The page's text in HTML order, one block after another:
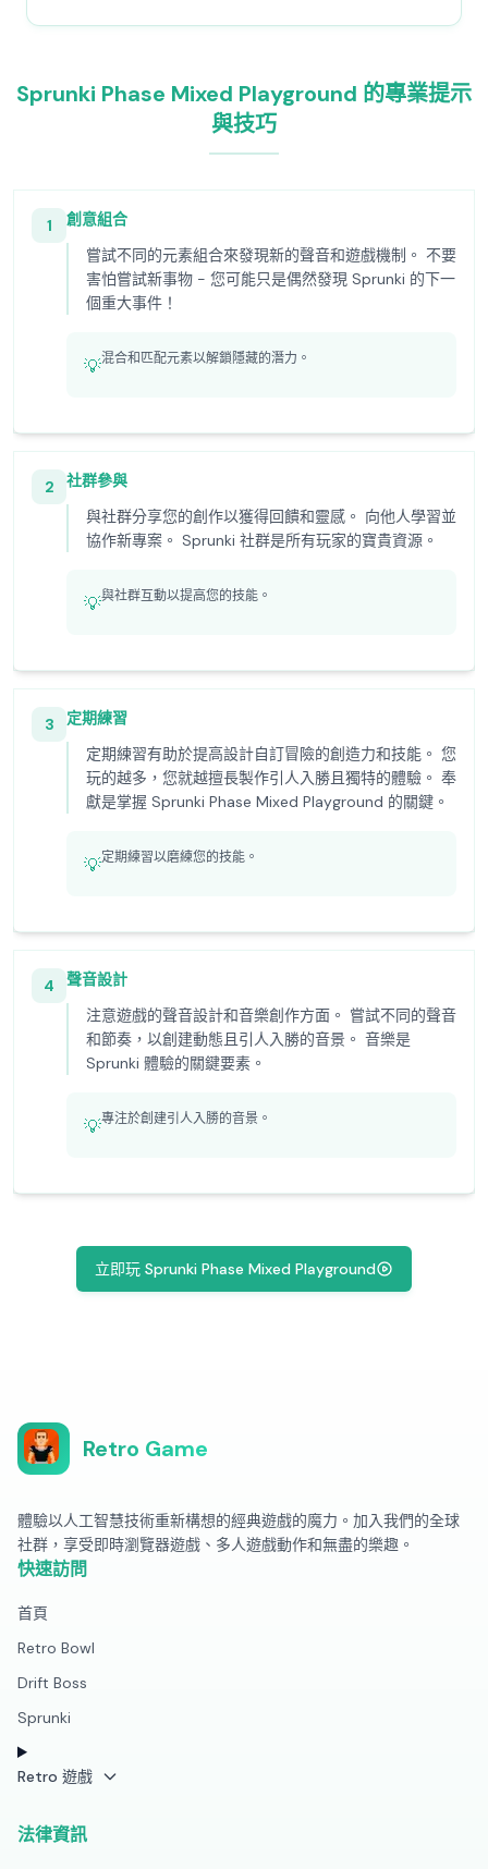
Sprunki Phase Mixed Playground 的專業提示
與技巧
1
創意組合
嘗試不同的元素組合來發現新的聲音和遊戲機制。 不要
害怕嘗試新事物 - 您可能只是偶然發現 Sprunki 的下一
個重大事件！
💡混合和匹配元素以解鎖隱藏的潛力。
2
社群參與
與社群分享您的創作以獲得回饋和靈感。 向他人學習並
協作新專案。 Sprunki 社群是所有玩家的寶貴資源。
💡與社群互動以提高您的技能。
3
定期練習
定期練習有助於提高設計自訂冒險的創造力和技能。 您
玩的越多，您就越擅長製作引人入勝且獨特的體驗。 奉
獻是掌握 Sprunki Phase Mixed Playground 的關鍵。
💡定期練習以磨練您的技能。
4
聲音設計
注意遊戲的聲音設計和音樂創作方面。 嘗試不同的聲音
和節奏，以創建動態且引人入勝的音景。 音樂是
Sprunki 體驗的關鍵要素。
💡專注於創建引人入勝的音景。
立即玩 Sprunki Phase Mixed Playground
Retro Game
體驗以人工智慧技術重新構想的經典遊戲的魔力。加入我們的全球
社群，享受即時瀏覽器遊戲、多人遊戲動作和無盡的樂趣。
快速訪問
首頁
Retro Bowl
Drift Boss
Sprunki
Retro 遊戲
法律資訊